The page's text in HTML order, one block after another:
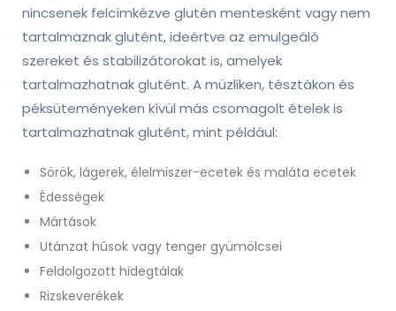
nincsenek felcímkézve glutén mentesként vagy nem
tartalmaznak glutént, ideértve az emulgeáló
szereket és stabilizátorokat is, amelyek
tartalmazhatnak glutént. A müzliken, tésztákon és
péksüteményeken kívül más csomagolt ételek is
tartalmazhatnak glutént, mint például:
Sörök, lágerek, élelmiszer-ecetek és maláta ecetek
Édességek
Mártások
Utánzat húsok vagy tenger gyümölcsei
Feldolgozott hidegtálak
Rizskeverékek